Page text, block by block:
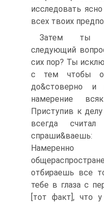
исследовать
всех твоих
Затем ты
следующий
сих пор? Ты
с тем чтобы
до&стоверно и
намерение
Приступив к
всегда
Намеренно
отбираешь все
тебе в глаза с
[тот факт], что